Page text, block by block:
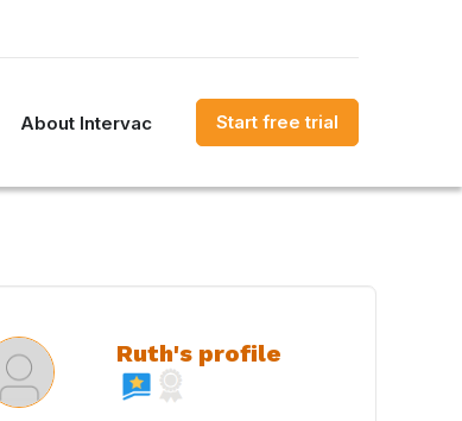
About Intervac Start free trial
Ruth's profile